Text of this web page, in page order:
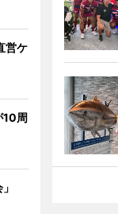
営ケ
10周
」